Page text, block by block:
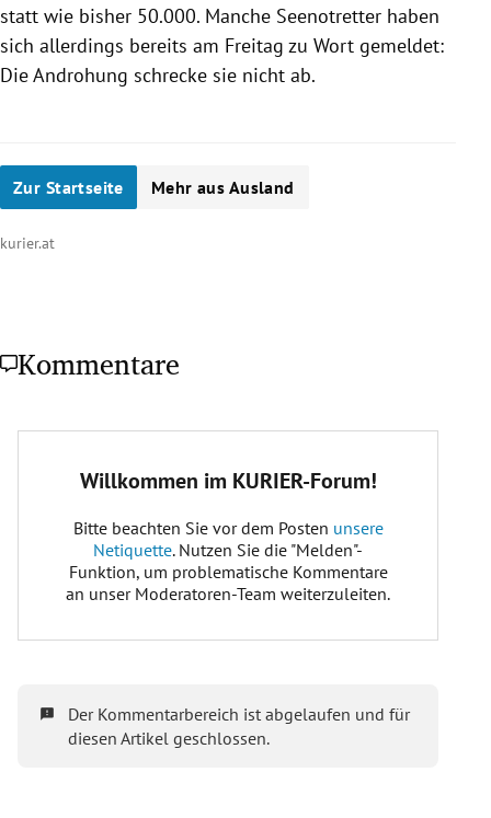
statt wie bisher 50.000. Manche Seenotretter haben
sich allerdings bereits am Freitag zu Wort gemeldet:
Die Androhung schrecke sie nicht ab.
Zur Startseite Mehr aus Ausland
kurier.at
Kommentare